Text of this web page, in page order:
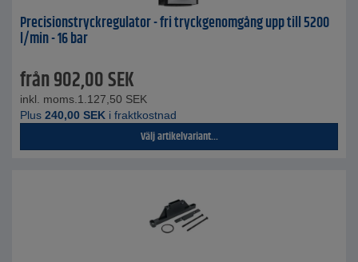
Precisionstryckregulator - fri tryckgenomgång upp till 5200
l/min - 16 bar
från902,00SEK
inkl. moms. 1.127,50 SEK
Plus 240,00 SEK i fraktkostnad
Välj artikelvariant...